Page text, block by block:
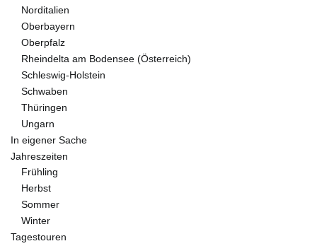
Norditalien
Oberbayern
Oberpfalz
Rheindelta am Bodensee (Österreich)
Schleswig-Holstein
Schwaben
Thüringen
Ungarn
In eigener Sache
Jahreszeiten
Frühling
Herbst
Sommer
Winter
Tagestouren